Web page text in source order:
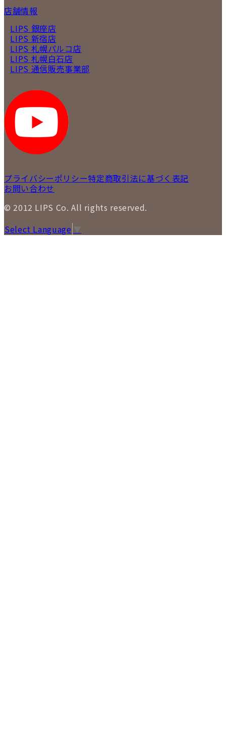
店舗情報
LIPS 銀座店
LIPS 新宿店
LIPS 札幌パルコ店
LIPS 札幌白石店
LIPS 通信販売事業部
プライバシーポリシー特定商取引法に基づく表記
お問い合わせ
© 2012 LIPS Co. All rights reserved.
Select Language ▼